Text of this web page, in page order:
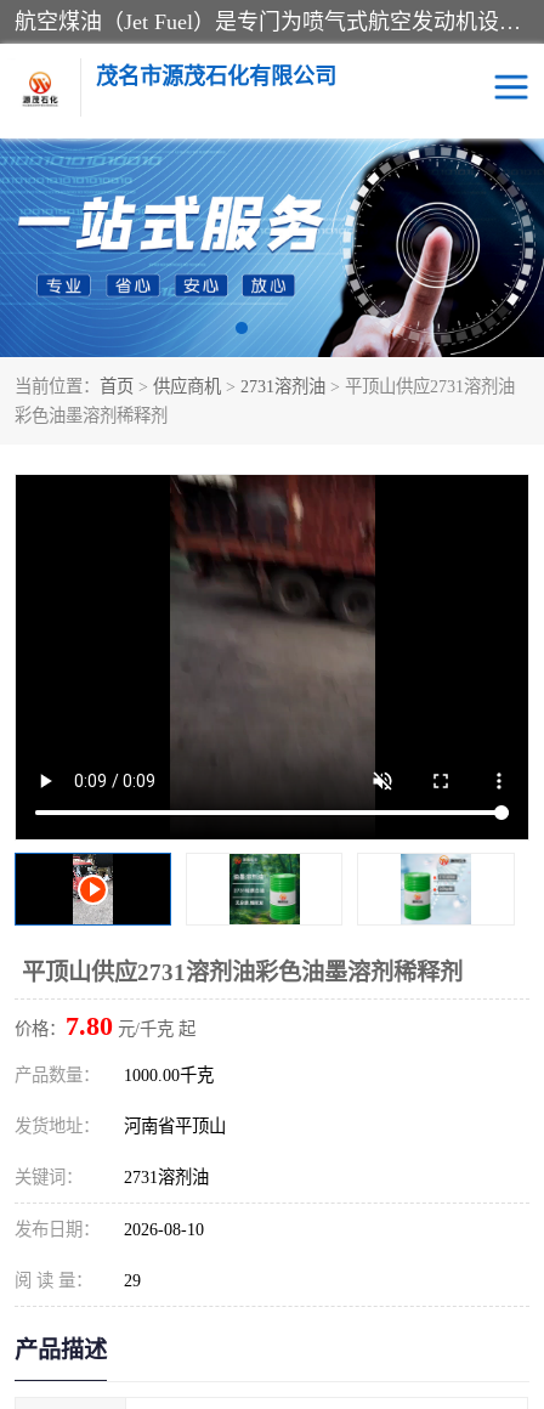
航空煤油（Jet Fuel）是专门为喷气式航空发动机设计的高纯度燃料，主要分为Jet A、Jet A-1和Jet B等类型。其特点是闪点高、低温流动性好，并添加了抗静电剂和抗氧化剂以确保飞行安全。航空煤油需
茂名市源茂石化有限公司
当前位置： 首页 > 供应商机 > 2731溶剂油 > 平顶山供应2731溶剂油
彩色油墨溶剂稀释剂
平顶山供应2731溶剂油彩色油墨溶剂稀释剂
价格： 7.80 元/千克 起
产品数量： 1000.00千克
发货地址： 河南省平顶山
关键词： 2731溶剂油
发布日期： 2026-08-10
阅 读 量： 29
产品描述
RP3航空煤油 D20+D30溶剂油
D40+D60溶剂油 D80+D100溶剂油
6号+120号溶剂油 260号溶剂油
异构烷烃 天然乳胶
26+32号化妆级白油 46+68号化妆级白油